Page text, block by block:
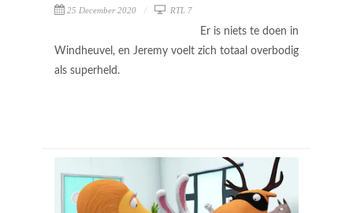
25 December 2020 RTL 7
Er is niets te doen in
Windheuvel, en Jeremy voelt zich totaal overbodig
als superheld.